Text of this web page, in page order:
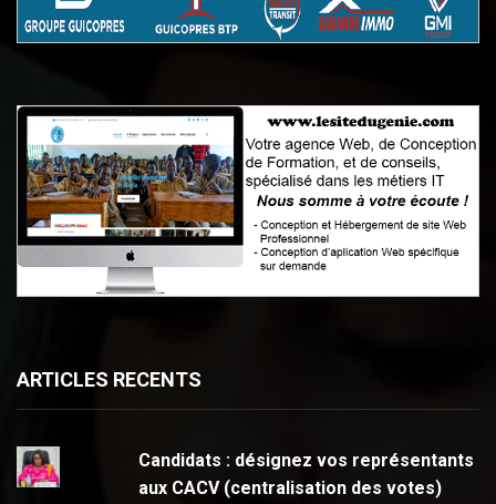
ARTICLES RECENTS
Candidats : désignez vos représentants
aux CACV (centralisation des votes)